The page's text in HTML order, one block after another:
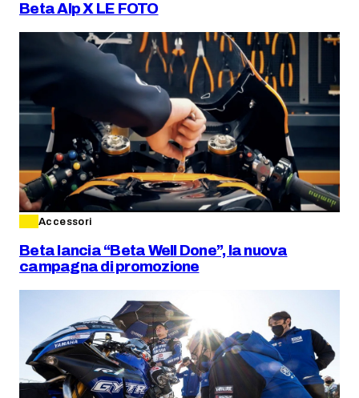
Beta Alp X LE FOTO
Accessori
Beta lancia “Beta Well Done”, la nuova
campagna di promozione